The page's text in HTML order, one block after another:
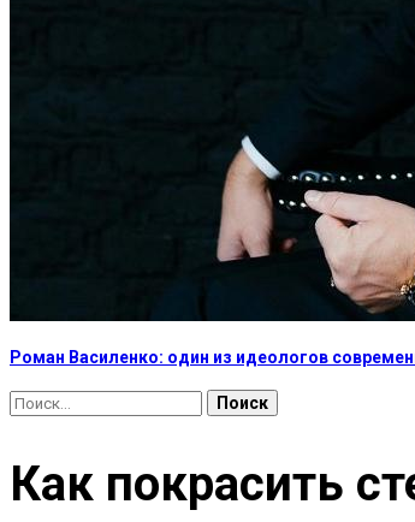
Роман Василенко: один из идеологов
Найти:
Как покрасить